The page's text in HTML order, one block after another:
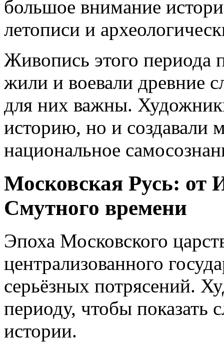
большое внимание
летописи и
Живопись этого периода
жили и воевали древние
для них важны.
историю, но и
национальное
Московская Русь: от
Смутного времени
Эпоха Московского
централизованного
серьёзных потрясений.
периоду, чтобы показать
истории.